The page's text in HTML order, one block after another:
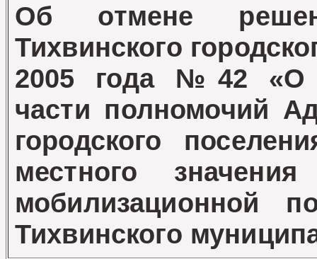
Об отмене
Тихвинского
2005 года №42 «О
части полномочий
городского
местного
мобилизационной
Тихвинского